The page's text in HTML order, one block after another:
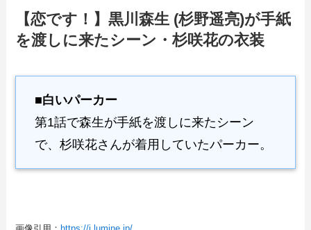
【恋です！】黒川森生 (杉野遥亮)が手紙
を渡しに来たシーン・杉咲花の衣装
■白いパーカー
第1話で森生が手紙を渡しに来たシーン
で、杉咲花さんが着用していたパーカー。